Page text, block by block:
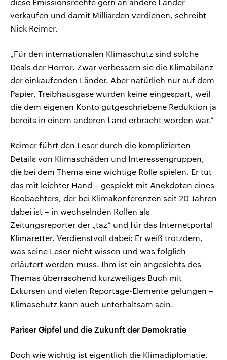
verkaufen und damit Milliarden verdienen, schreibt
Nick Reimer.
„Für den internationalen Klimaschutz sind solche
Deals der Horror. Zwar verbessern sie die Klimabilanz
der einkaufenden Länder. Aber natürlich nur auf dem
Papier. Treibhausgase wurden keine eingespart, weil
die dem eigenen Konto gutgeschriebene Reduktion ja
bereits in einem anderen Land erbracht worden war.“
Reimer führt den Leser durch die komplizierten
Details von Klimaschäden und Interessengruppen,
die bei dem Thema eine wichtige Rolle spielen. Er tut
das mit leichter Hand – gespickt mit Anekdoten eines
Beobachters, der bei Klimakonferenzen seit 20 Jahren
dabei ist – in wechselnden Rollen als
Zeitungsreporter der „taz“ und für das Internetportal
Klimaretter. Verdienstvoll dabei: Er weiß trotzdem,
was seine Leser nicht wissen und was folglich
erläutert werden muss. Ihm ist ein angesichts des
Themas überraschend kurzweiliges Buch mit
Exkursen und vielen Reportage-Elemente gelungen –
Klimaschutz kann auch unterhaltsam sein.
Pariser Gipfel und die Zukunft der Demokratie
Doch wie wichtig ist eigentlich die Klimadiplomatie,